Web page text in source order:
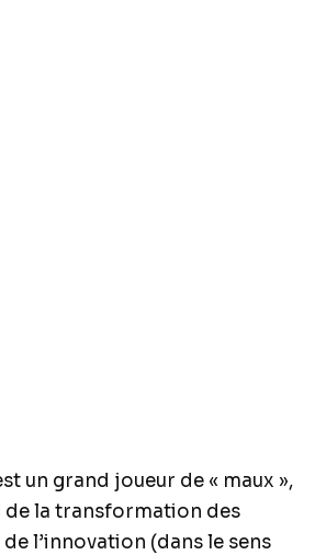
un grand joueur de « maux »,
de la transformation des
l’innovation (dans le sens